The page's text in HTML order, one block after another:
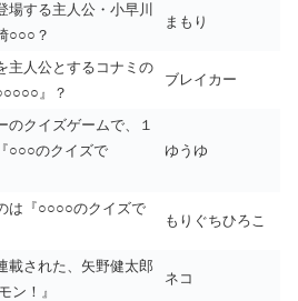
場する主人公・小早川
○○○？
まもり
主人公とするコナミの
』？
ブレイカー
のクイズゲームで、１
○○○のクイズで
ゆうゆ
は『○○○○のクイズで
もりぐちひろこ
載された、矢野健太郎
ン！』
ネコ